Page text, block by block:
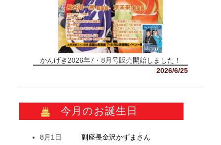
かんげき2026年7・8月号販売開始しました！
2026/6/25
今月のお誕生日
8月1日 副座長金沢かずま さん